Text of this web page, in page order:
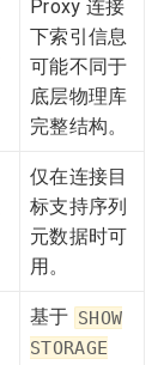
Proxy 连接
下索引信息
可能不同于
底层物理库
完整结构。
仅在连接目
标支持序列
元数据时可
用。
基于 SHOW
STORAGE